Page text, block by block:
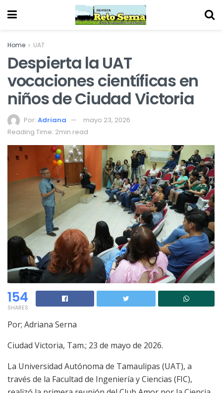
Home UAT
Despierta la UAT
vocaciones científicas en
niños de Ciudad Victoria
Por: Adriana
mayo 23, 2026
Reading Time: 2min read
154
SHARES
Por; Adriana Serna
Ciudad Victoria, Tam.; 23 de mayo de 2026.
La Universidad Autónoma de Tamaulipas (UAT), a
través de la Facultad de Ingeniería y Ciencias (FIC),